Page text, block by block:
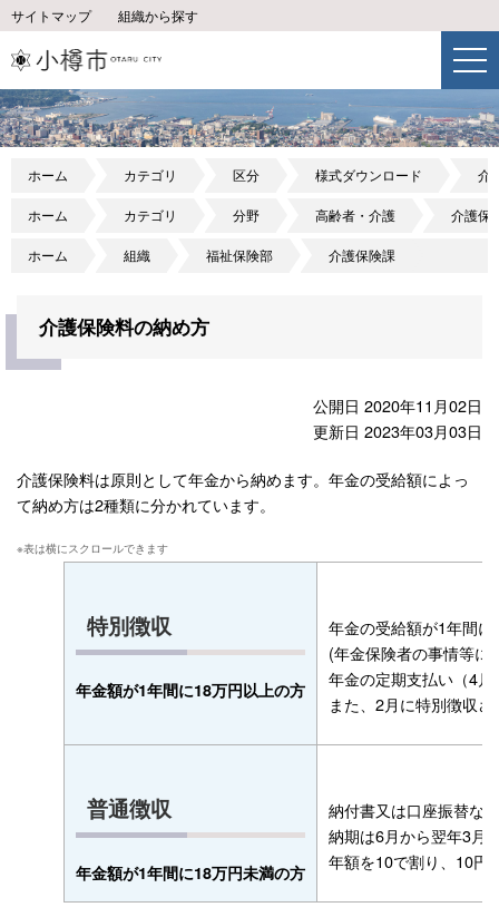
サイトマップ 組織から探す
ホーム カテゴリ 区分 様式ダウンロード 介
ホーム カテゴリ 分野 高齢者・介護 介護保
ホーム 組織 福祉保険部 介護保険課
介護保険料の納め方
公開日 2020年11月02日
更新日 2023年03月03日
介護保険料は原則として年金から納めます。年金の受給額によっ
て納め方は2種類に分かれています。
特別徴収
年金額が1年間に18万円以上の方
年金の受給額が1年間
(年金保険者の事情等に
年金の定期支払い（4
また、2月に特別徴収
普通徴収
年金額が1年間に18万円未満の方
納付書又は口座振替な
納期は6月から翌年3月
年額を10で割り、10円